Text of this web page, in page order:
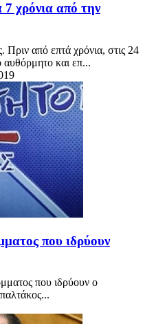
χρόνια από την
Πριν από επτά χρόνια, στις 24
αυθόρμητο και επ...
που ιδρύουν
που ιδρύουν ο